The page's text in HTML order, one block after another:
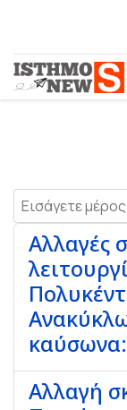
Εισάγετε μέρος του
Αλλαγές
καύσωνα:
Αλλαγή